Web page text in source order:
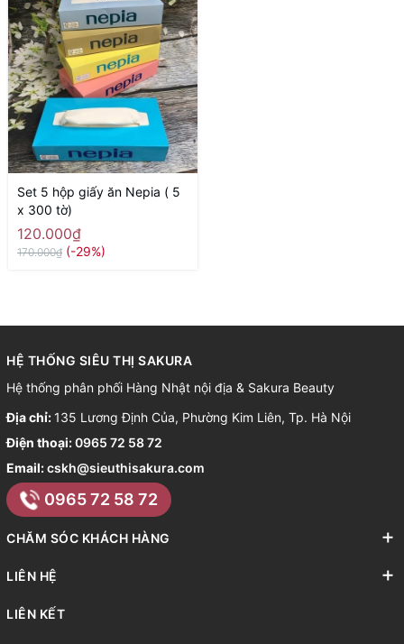
Set 5 hộp giấy ăn Nepia ( 5
x 300 tờ)
120.000₫
170.000₫ (-29%)
HỆ THỐNG SIÊU THỊ SAKURA
Hệ thống phân phối Hàng Nhật nội địa & Sakura Beauty
Địa chỉ: 135 Lương Định Của, Phường Kim Liên, Tp. Hà Nội
Điện thoại:0965 72 58 72
Email:cskh@sieuthisakura.com
0965 72 58 72
CHĂM SÓC KHÁCH HÀNG
LIÊN HỆ
LIÊN KẾT